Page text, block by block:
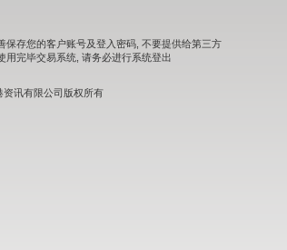
保存您的客户账号及登入密码, 不要提供给第三方
用完毕交易系统, 请务必进行系统登出
资讯有限公司版权所有